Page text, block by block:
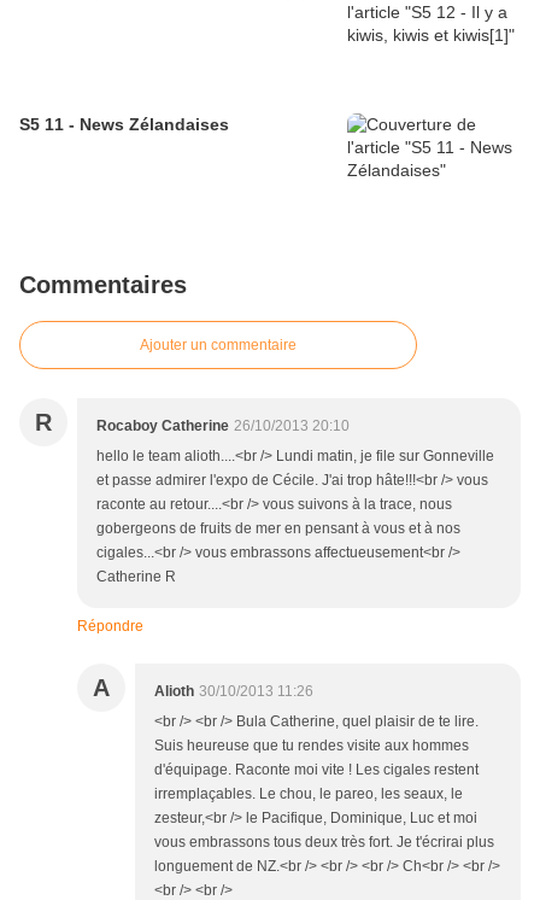
S5 11 - News Zélandaises
Commentaires
Ajouter un commentaire
R Rocaboy Catherine 26/10/2013 20:10
hello le team alioth....<br /> Lundi matin, je file sur Gonneville
et passe admirer l'expo de Cécile. J'ai trop hâte!!!<br /> vous
raconte au retour....<br /> vous suivons à la trace, nous
gobergeons de fruits de mer en pensant à vous et à nos
cigales...<br /> vous embrassons affectueusement<br />
Catherine R
Répondre
A Alioth 30/10/2013 11:26
<br /> <br /> Bula Catherine, quel plaisir de te lire.
Suis heureuse que tu rendes visite aux hommes
d'équipage. Raconte moi vite ! Les cigales restent
irremplaçables. Le chou, le pareo, les seaux, le
zesteur,<br /> le Pacifique, Dominique, Luc et moi
vous embrassons tous deux très fort. Je t'écrirai plus
longuement de NZ.<br /> <br /> <br /> Ch<br /> <br />
<br /> <br />